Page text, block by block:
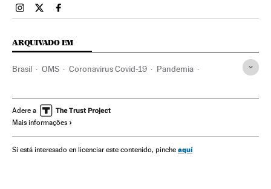
Brasil El País Brasil en Instagram
Brasil El País Brasil en Twitter
Brasil El País Brasil en Facebook
ARQUIVADO EM
Brasil OMS Coronavirus Covid-19 Pandemia
Ministério Saúde Brasília
Jair Bolsonaro
Hidroxicloroquina
Adere a
Mais informações
Si está interesado en licenciar este contenido, pinche aquí